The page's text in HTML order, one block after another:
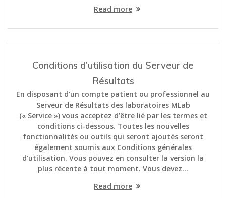
Read more
Conditions d’utilisation du Serveur de
Résultats
En disposant d’un compte patient ou professionnel au
Serveur de Résultats des laboratoires MLab
(« Service ») vous acceptez d’être lié par les termes et
conditions ci-dessous. Toutes les nouvelles
fonctionnalités ou outils qui seront ajoutés seront
également soumis aux Conditions générales
d’utilisation. Vous pouvez en consulter la version la
plus récente à tout moment. Vous devez…
Read more